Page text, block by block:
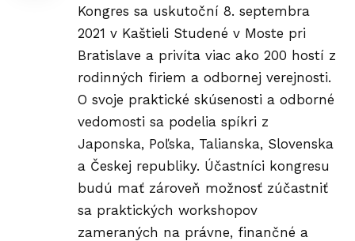
Kongres sa uskutoční 8. septembra
2021 v Kaštieli Studené v Moste pri
Bratislave a privíta viac ako 200 hostí z
rodinných firiem a odbornej verejnosti.
O svoje praktické skúsenosti a odborné
vedomosti sa podelia spíkri z
Japonska, Poľska, Talianska, Slovenska
a Českej republiky. Účastníci kongresu
budú mať zároveň možnosť zúčastniť
sa praktických workshopov
zameraných na právne, finančné a